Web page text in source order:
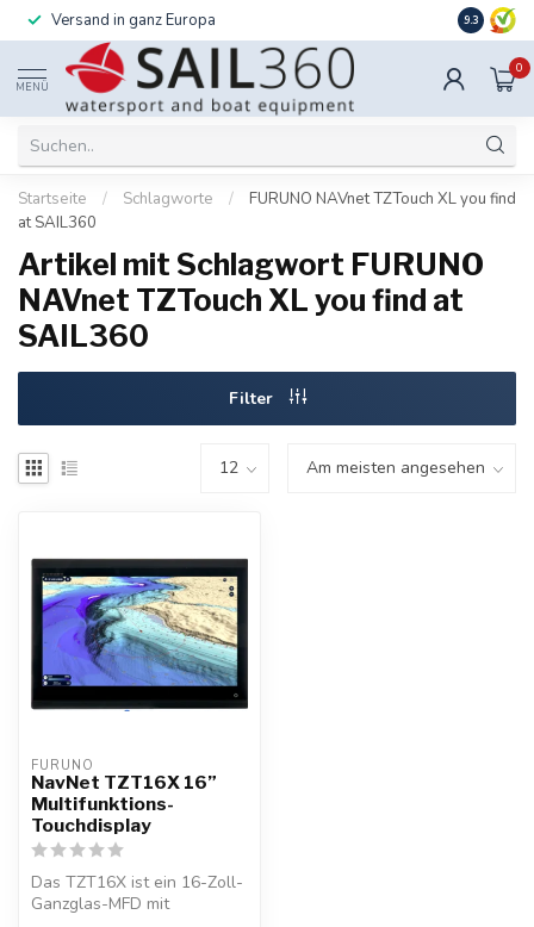
Versand in ganz Europa 9.3
MENÜ
0
Startseite / Schlagworte /
FURUNO NAVnet TZTouch XL you find
at SAIL360
Artikel mit Schlagwort FURUNO
NAVnet TZTouch XL you find at
SAIL360
Filter
FURUNO
NavNet TZT16X 16”
Multifunktions-
Touchdisplay
Das TZT16X ist ein 16-Zoll-
Ganzglas-MFD mit